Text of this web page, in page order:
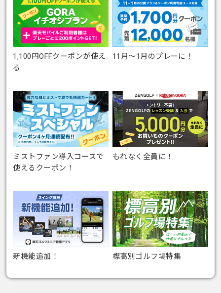
1,100円OFFクーポンが使え
る
11月～1月のプレーに！
ミストファン導入コースで
使えるクーポン！
もれなく全員に！
新機能追加！ 標高別ゴルフ場特集